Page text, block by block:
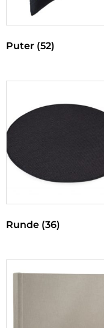
Puter (52)
Runde (36)